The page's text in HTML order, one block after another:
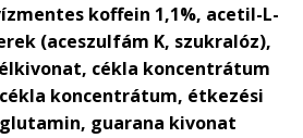
koffein 1,1%, acetil-L-
(aceszulfám K, szukralóz),
cékla koncentrátum
koncentrátum, étkezési
guarana kivonat